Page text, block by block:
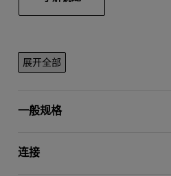
展开全部
一般规格
连接